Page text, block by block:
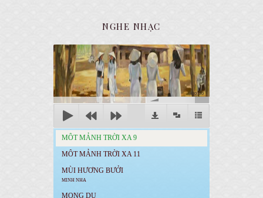
NGHE NHẠC
00:00
MÔT MẢNH TRỜI XA 9
MÔT MẢNH TRỜI XA 11
MÙI HƯƠNG BƯỞI
MINH NHA
MONG DU